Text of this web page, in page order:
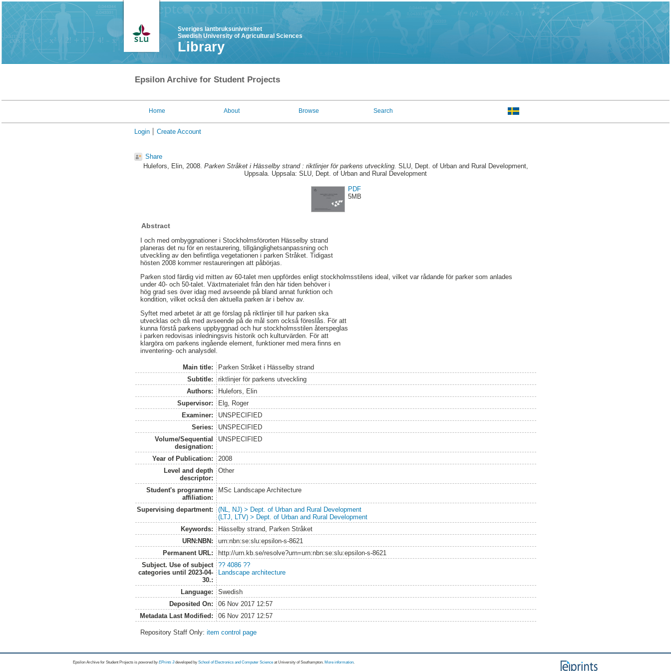
Sveriges lantbruksuniversitet
Swedish University of Agricultural Sciences
Library
Epsilon Archive for Student Projects
Home About Browse Search
Login Create Account
Share
Hulefors, Elin, 2008. Parken Stråket i Hässelby strand : riktlinjer för parkens utveckling. SLU, Dept. of Urban and Rural Development,
Uppsala. Uppsala: SLU, Dept. of Urban and Rural Development
PDF
5MB
Abstract
I och med ombyggnationer i Stockholmsförorten Hässelby strand
planeras det nu för en restaurering, tillgänglighetsanpassning och
utveckling av den befintliga vegetationen i parken Stråket. Tidigast
hösten 2008 kommer restaureringen att påbörjas.
Parken stod färdig vid mitten av 60-talet men uppfördes enligt stockholmsstilens ideal, vilket var rådande för parker som anlades
under 40- och 50-talet. Växtmaterialet från den här tiden behöver i
hög grad ses över idag med avseende på bland annat funktion och
kondition, vilket också den aktuella parken är i behov av.
Syftet med arbetet är att ge förslag på riktlinjer till hur parken ska
utvecklas och då med avseende på de mål som också föreslås. För att
kunna förstå parkens uppbyggnad och hur stockholmsstilen återspeglas
i parken redovisas inledningsvis historik och kulturvärden. För att
klargöra om parkens ingående element, funktioner med mera finns en
inventering- och analysdel.
Main title:
Parken Stråket i Hässelby strand
Subtitle:
riktlinjer för parkens utveckling
Authors:
Hulefors, Elin
Supervisor:
Elg, Roger
Examiner:
UNSPECIFIED
Series:
UNSPECIFIED
Volume/Sequential
designation:
UNSPECIFIED
Year of Publication:
2008
Level and depth
descriptor:
Other
Student's programme
affiliation:
MSc Landscape Architecture
Supervising department:
(NL, NJ) > Dept. of Urban and Rural Development
(LTJ, LTV) > Dept. of Urban and Rural Development
Keywords:
Hässelby strand, Parken Stråket
URN:NBN:
urn:nbn:se:slu:epsilon-s-8621
Permanent URL:
http://urn.kb.se/resolve?urn=urn:nbn:se:slu:epsilon-s-8621
Subject. Use of subject
categories until 2023-04-
30.:
?? 4086 ??
Landscape architecture
Language:
Swedish
Deposited On:
06 Nov 2017 12:57
Metadata Last Modified:
06 Nov 2017 12:57
Repository Staff Only:item control page
Epsilon Archive for Student Projects is powored byEPrints 3 developed by School of Electronics and Computer Science at University of Southampton. More information.